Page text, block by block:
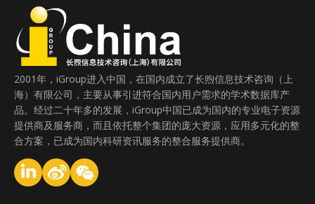
2001年，iGroup进入中国，在国内成立了长煦信息技术咨询（上
海）有限公司，主要从事引进符合国内用户需求的学术数据库产
品。经过二十年多的发展，iGroup中国已成为国内的专业电子资源
提供商及服务商，而且依托整个集团的庞大资源，应用多元化的整
合方案，已成为国内科研资讯服务的整合服务提供商。